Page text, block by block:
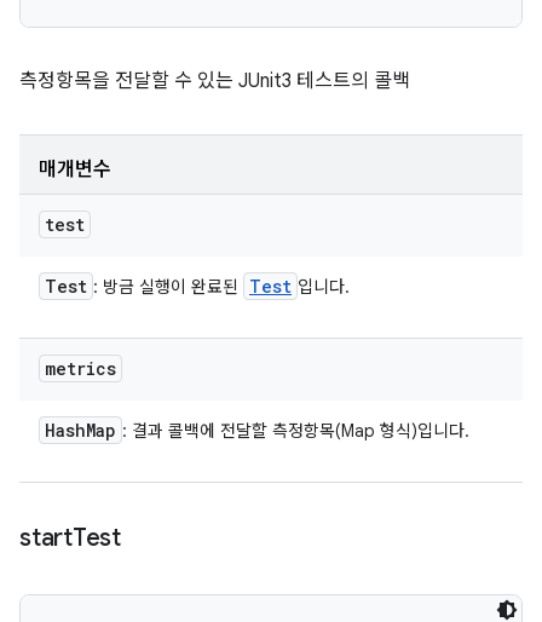
측정항목을 전달할 수 있는 JUnit3 테스트의 콜백
매개변수
test
Test : 방금 실행이 완료된 Test 입니다.
metrics
HashMap : 결과 콜백에 전달할 측정항목(Map 형식)입니다.
startTest